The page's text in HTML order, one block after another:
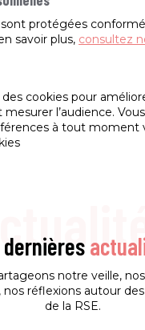
sont protégées
savoir plus, consultez
cookies pour
l’audience.
à tout moment
dernières
notre veille,
nos réflexions autour
de la RSE.